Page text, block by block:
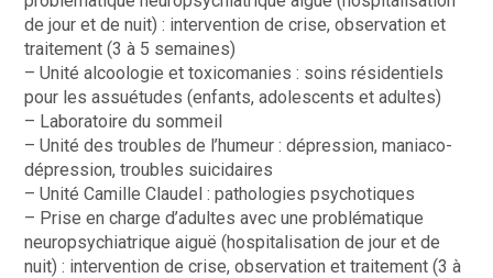
de jour et de nuit) : intervention de crise, observation et
traitement (3 à 5 semaines)
– Unité alcoologie et toxicomanies : soins résidentiels
pour les assuétudes (enfants, adolescents et adultes)
– Laboratoire du sommeil
– Unité des troubles de l’humeur : dépression, maniaco-
dépression, troubles suicidaires
– Unité Camille Claudel : pathologies psychotiques
– Prise en charge d’adultes avec une problématique
neuropsychiatrique aiguë (hospitalisation de jour et de
nuit) : intervention de crise, observation et traitement (3 à